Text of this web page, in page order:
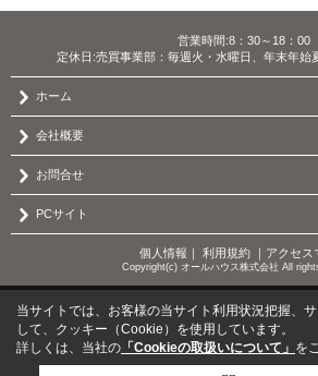
営業時間:8：30～18：00
定休日:売買事業部：毎週火・水曜日、年末年始
ホーム
会社概要
お問合せ
PCサイト
個人情報 ｜ 利用規約｜ アクセス
Copyright(c) オールハウス株式会社 All
当サイトでは、お客様の当サイト利用状況把握、
して、クッキー（Cookie）を使用しています。
詳しくは、当社の 「Cookieの取扱いについて」 を